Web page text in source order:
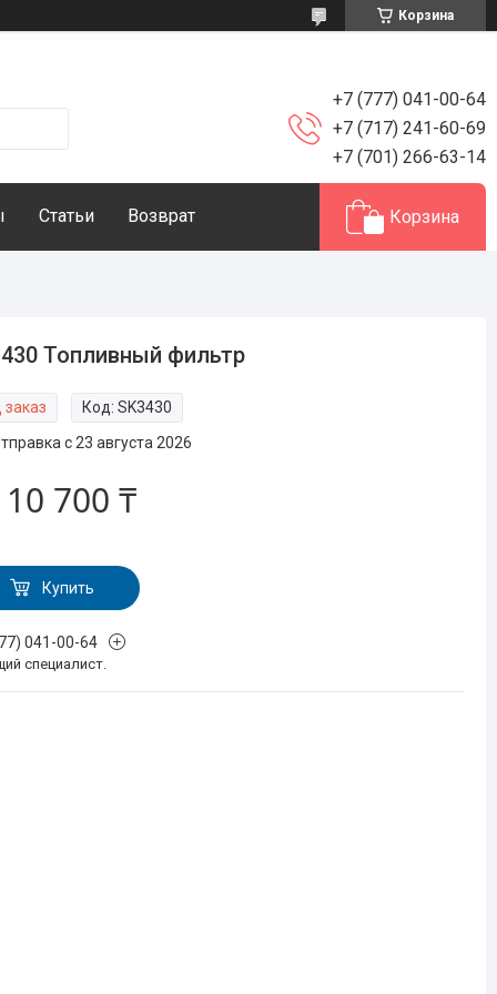
Корзина
+7 (777) 041-00-64
+7 (717) 241-60-69
+7 (701) 266-63-14
Статьи Возврат Корзина
Топливный фильтр
заказ Код:SK3430
с 23 августа 2026
10 700 ₸
Купить
041-00-64
специалист.